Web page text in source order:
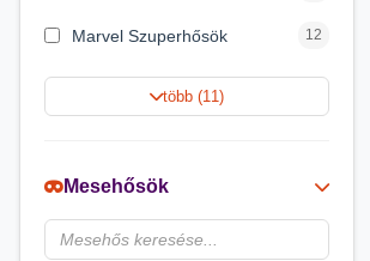
Marvel Szuperhősök 12
Rubik bűvös kocka 10
Noris
Disney hercegnők 6
több (11)
Mesehősök